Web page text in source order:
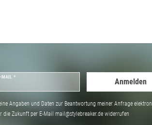
MAIL *
Anmelden
Angaben und Daten zur Beantwortung meiner Anfrage
Zukunft per E-Mail mail@stylebreaker.de widerrufen